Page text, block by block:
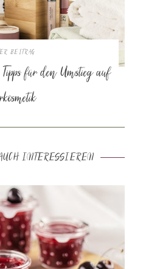
BEITRAG
für den Umstieg auf
INTERESSIEREN